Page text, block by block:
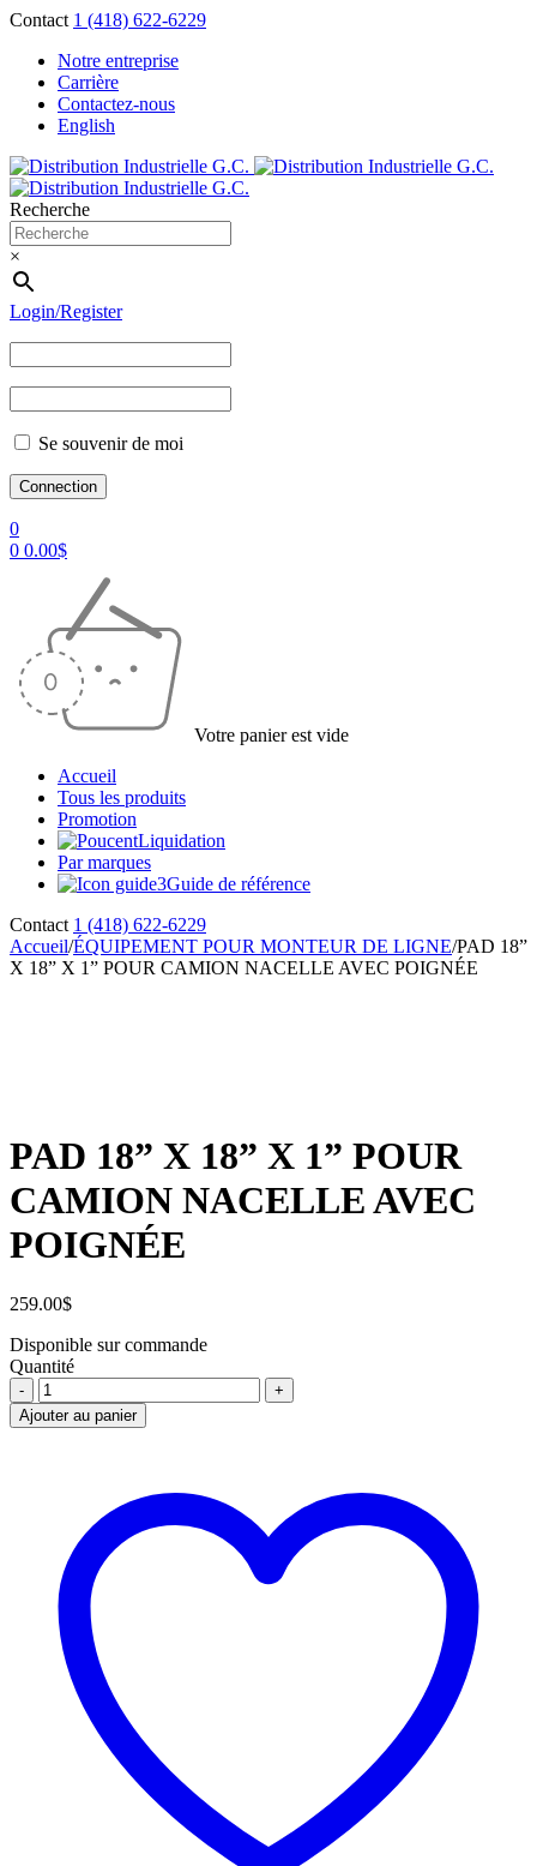
Contact 1 (418) 622-6229
Notre entreprise
Carrière
Contactez-nous
English
Recherche
×
Login/Register
Se souvenir de moi
0
0 0.00$
Votre panier est vide
Accueil
Tous les produits
Promotion
Liquidation
Par marques
Guide de référence
Contact 1 (418) 622-6229
Accueil/ÉQUIPEMENT POUR MONTEUR DE LIGNE/PAD 18”
X 18” X 1” POUR CAMION NACELLE AVEC POIGNÉE
PAD 18” X 18” X 1” POUR
CAMION NACELLE AVEC
POIGNÉE
259.00$
Disponible sur commande
Quantité
PAD
18''
X
CAMION
NACELLE
AVEC
POIGNÉE
quantité
Ajouter au panier